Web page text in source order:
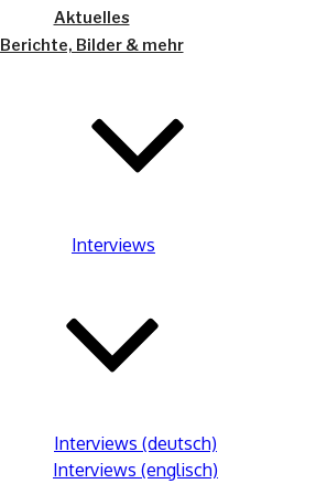
Aktuelles
Berichte, Bilder & mehr
Interviews
Interviews (deutsch)
Interviews (englisch)